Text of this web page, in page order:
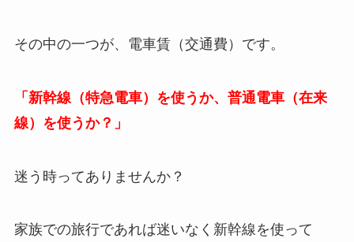
その中の一つが、電車賃（交通費）です。
「新幹線（特急電車）を使うか、普通電車（在来
線）を使うか？」
迷う時ってありませんか？
家族での旅行であれば迷いなく新幹線を使って